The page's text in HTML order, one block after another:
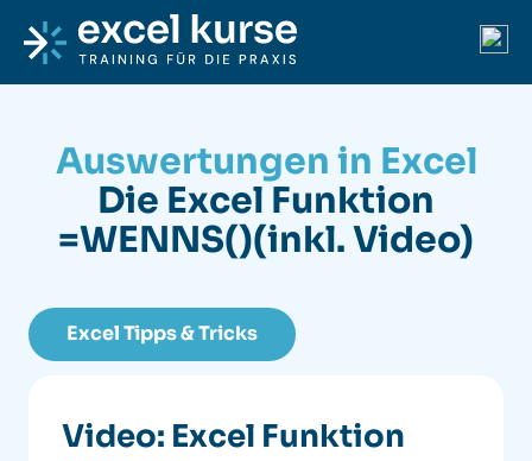
Excel-Kurse
Auswertungen in Excel
Die Excel Funktion
=WENNS()(inkl. Video)
Excel Tipps & Tricks
Video: Excel Funktion